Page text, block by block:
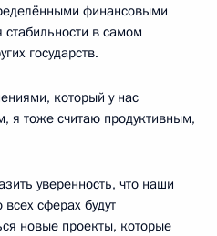
финансовыми
в самом
государств.
который у нас
я тоже считаю продуктивным,
уверенность, что наши
всех сферах будут
новые проекты, которые